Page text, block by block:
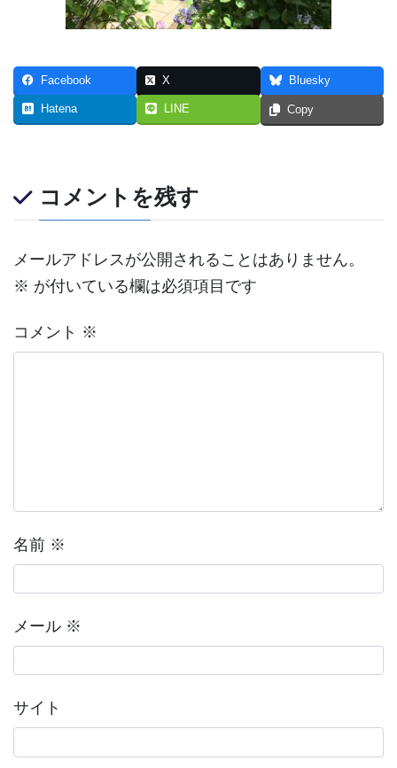
Facebook X Bluesky
Hatena LINE Copy
コメントを残す
メールアドレスが公開されることはありません。
※ が付いている欄は必須項目です
コメント ※
名前 ※
メール ※
サイト